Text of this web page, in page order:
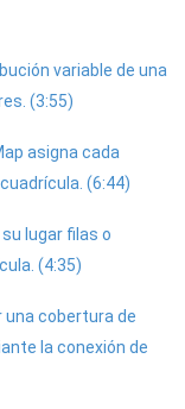
variable de una
(3:55)
asigna cada
(6:44)
lugar filas o
(4:35)
una cobertura de
la conexión de